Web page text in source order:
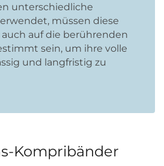
unterschiedliche
müssen diese
auf die berührenden
sein, um ihre volle
und langfristig zu
Kompribänder